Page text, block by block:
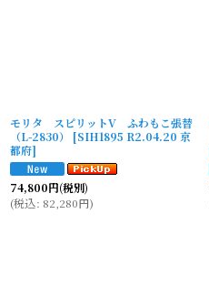
モリタ スピリットV ふわもこ張替
（L-2830）
[SIH1895 R2.04.20 京
都府]
74,800円(税別)
(税込: 82,280円)